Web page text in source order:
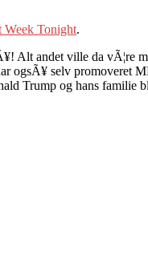
Week Tonight.
andet ville da vÃ¦re
ogsÃ¥ selv promoveret
Trump og hans familie